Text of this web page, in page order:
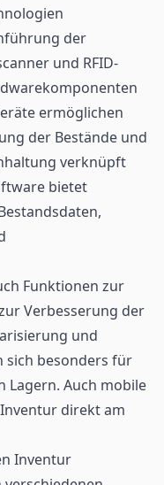
der
und RFID-
ermöglichen
der Bestände und
verknüpft
bietet
Funktionen zur
Verbesserung der
und
sich besonders für
Lagern. Auch mobile
direkt am
Inventur